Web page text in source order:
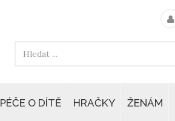
PÉČE O DÍTĚ HRAČKY ŽENÁM